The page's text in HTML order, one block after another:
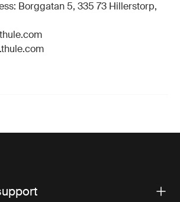
Borggatan 5, 335 73 Hillerstorp,